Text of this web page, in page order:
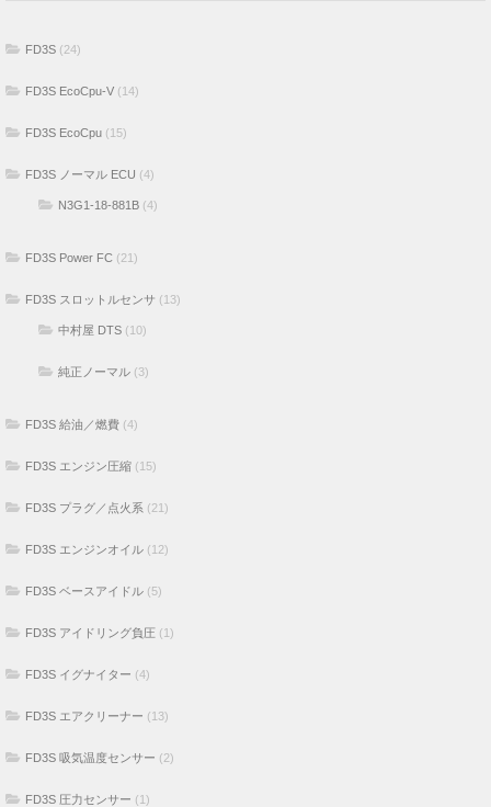
FD3S (24)
FD3S EcoCpu-V (14)
FD3S EcoCpu (15)
FD3S ノーマル ECU (4)
N3G1-18-881B (4)
FD3S Power FC (21)
FD3S スロットルセンサ (13)
中村屋 DTS (10)
純正ノーマル (3)
FD3S 給油／燃費 (4)
FD3S エンジン圧縮 (15)
FD3S プラグ／点火系 (21)
FD3S エンジンオイル (12)
FD3S ベースアイドル (5)
FD3S アイドリング負圧 (1)
FD3S イグナイター (4)
FD3S エアクリーナー (13)
FD3S 吸気温度センサー (2)
FD3S 圧力センサー (1)